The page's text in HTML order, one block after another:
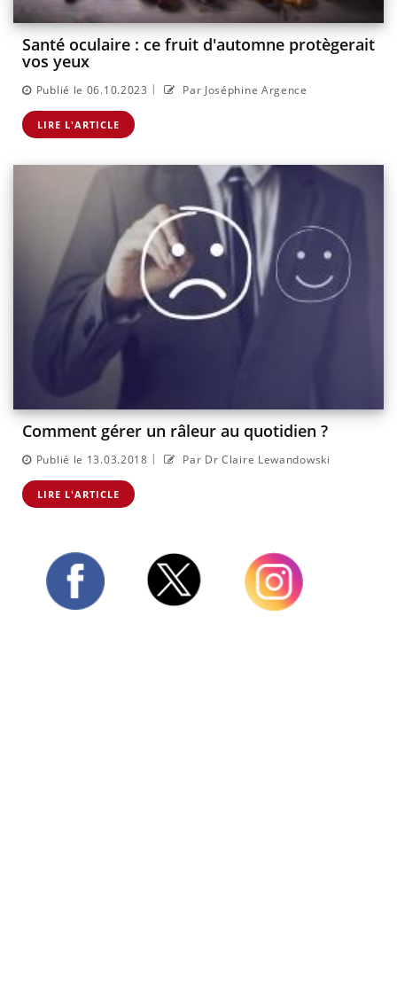
Santé oculaire : ce fruit d'automne protègerait
vos yeux
Publié le 06.10.2023 | Par Joséphine Argence
LIRE L'ARTICLE
Comment gérer un râleur au quotidien ?
Publié le 13.03.2018 | Par Dr Claire Lewandowski
LIRE L'ARTICLE